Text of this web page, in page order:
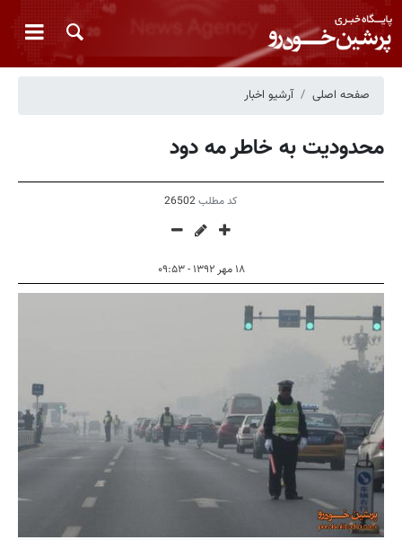
صفحه اصلی آرشیو اخبار
محدودیت به خاطر مه دود
کد مطلب26502
۱۸ مهر ۱۳۹۲ - ۰۹:۵۳